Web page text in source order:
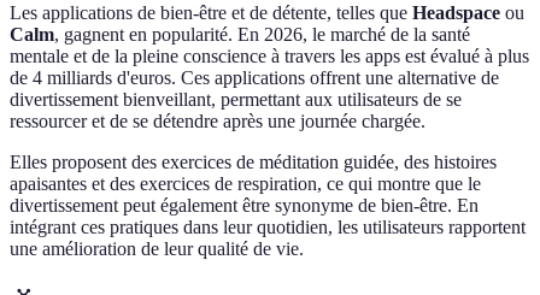
Les applications de bien-être et de détente, telles que Headspace ou
Calm, gagnent en popularité. En 2026, le marché de la santé
mentale et de la pleine conscience à travers les apps est évalué à plus
de 4 milliards d'euros. Ces applications offrent une alternative de
divertissement bienveillant, permettant aux utilisateurs de se
ressourcer et de se détendre après une journée chargée.
Elles proposent des exercices de méditation guidée, des histoires
apaisantes et des exercices de respiration, ce qui montre que le
divertissement peut également être synonyme de bien-être. En
intégrant ces pratiques dans leur quotidien, les utilisateurs rapportent
une amélioration de leur qualité de vie.